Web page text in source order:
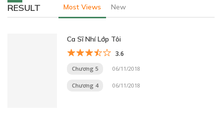
RESULT
Most Views New
Ca Sĩ Nhí Lớp Tôi
3.6
Chương 5 06/11/2018
Chương 4 06/11/2018